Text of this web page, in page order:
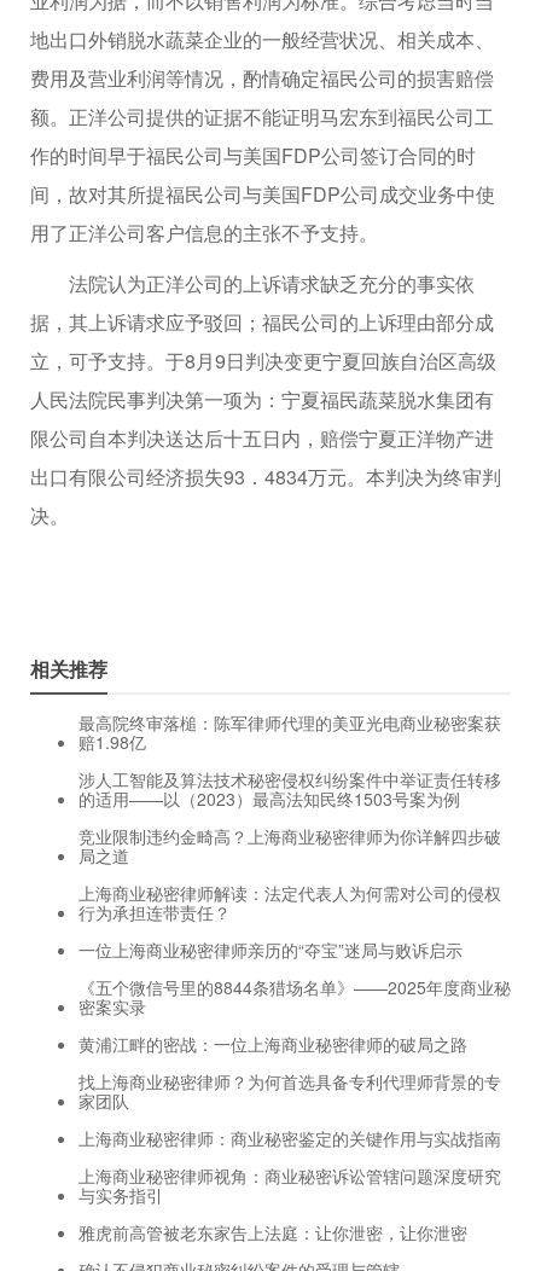
地出口外销脱水蔬菜企业的一般经营状况、相关成本、
费用及营业利润等情况，酌情确定福民公司的损害赔偿
额。正洋公司提供的证据不能证明马宏东到福民公司工
作的时间早于福民公司与美国FDP公司签订合同的时
间，故对其所提福民公司与美国FDP公司成交业务中使
用了正洋公司客户信息的主张不予支持。
法院认为正洋公司的上诉请求缺乏充分的事实依
据，其上诉请求应予驳回；福民公司的上诉理由部分成
立，可予支持。于8月9日判决变更宁夏回族自治区高级
人民法院民事判决第一项为：宁夏福民蔬菜脱水集团有
限公司自本判决送达后十五日内，赔偿宁夏正洋物产进
出口有限公司经济损失93．4834万元。本判决为终审判
决。
相关推荐
最高院终审落槌：陈军律师代理的美亚光电商业秘密案获
赔1.98亿
涉人工智能及算法技术秘密侵权纠纷案件中举证责任转移
的适用——以（2023）最高法知民终1503号案为例
竞业限制违约金畸高？上海商业秘密律师为你详解四步破
局之道
上海商业秘密律师解读：法定代表人为何需对公司的侵权
行为承担连带责任？
一位上海商业秘密律师亲历的“夺宝”迷局与败诉启示
《五个微信号里的8844条猎场名单》——2025年度商业秘
密案实录
黄浦江畔的密战：一位上海商业秘密律师的破局之路
找上海商业秘密律师？为何首选具备专利代理师背景的专
家团队
上海商业秘密律师：商业秘密鉴定的关键作用与实战指南
上海商业秘密律师视角：商业秘密诉讼管辖问题深度研究
与实务指引
雅虎前高管被老东家告上法庭：让你泄密，让你泄密